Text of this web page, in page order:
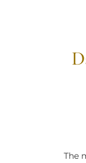
The